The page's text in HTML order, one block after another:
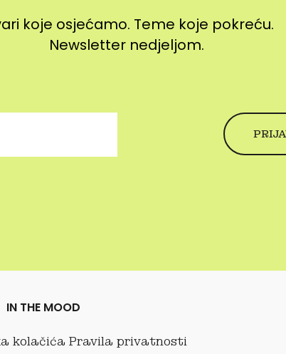
koje osjećamo. Teme koje pokreću.
Newsletter nedjeljom.
IN THE MOOD
kolačića Pravila privatnosti